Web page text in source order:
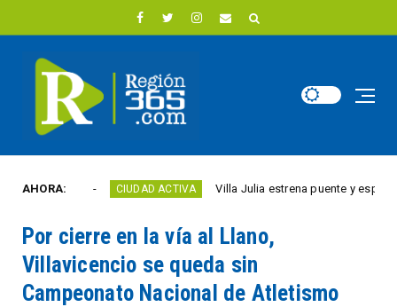
AHORA:
año CIUDAD ACTIVA Villa Julia estrena puente y espacios
Por cierre en la vía al Llano,
Villavicencio se queda sin
Campeonato Nacional de Atletismo